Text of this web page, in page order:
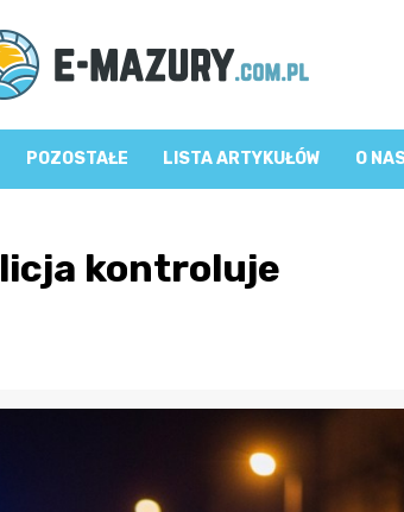
POZOSTAŁE LISTA ARTYKUŁÓW O
kontroluje